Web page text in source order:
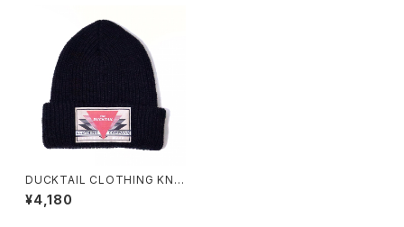
DUCKTAIL CLOTHING KNI
T CAP BLACK "REET PETIT
E" ダックテイル クロージング
¥4,180